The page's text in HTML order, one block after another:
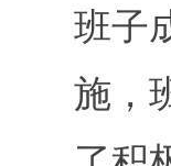
班子
施，